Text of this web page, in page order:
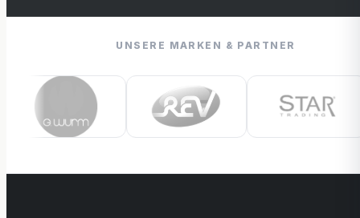
UNSERE MARKEN & PARTNER